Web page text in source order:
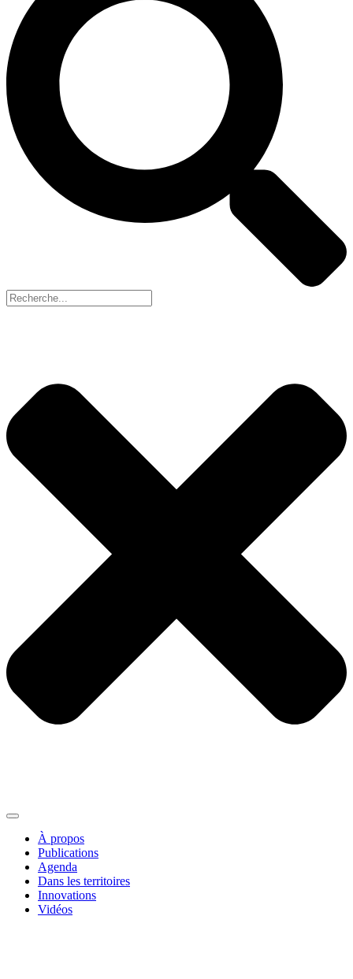
À propos
Publications
Agenda
Dans les territoires
Innovations
Vidéos